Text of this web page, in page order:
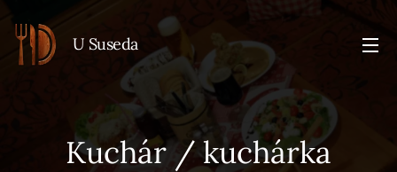
U Suseda
Kuchár / kuchárka